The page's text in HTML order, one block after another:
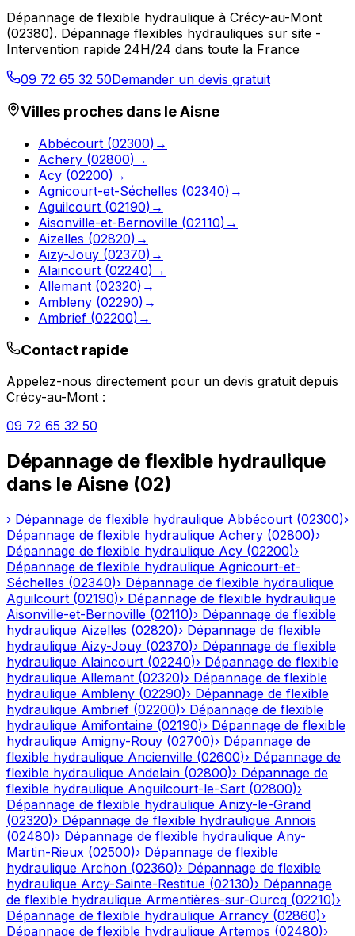
Dépannage de flexible hydraulique à Crécy-au-Mont
(02380). Dépannage flexibles hydrauliques sur site -
Intervention rapide 24H/24 dans toute la France
09 72 65 32 50Demander un devis gratuit
Villes proches dans leAisne
Abbécourt (02300) →
Achery (02800) →
Acy (02200) →
Agnicourt-et-Séchelles (02340) →
Aguilcourt (02190) →
Aisonville-et-Bernoville (02110) →
Aizelles (02820) →
Aizy-Jouy (02370) →
Alaincourt (02240) →
Allemant (02320) →
Ambleny (02290) →
Ambrief (02200) →
Contact rapide
Appelez-nous directement pour un devis gratuit depuis
Crécy-au-Mont :
09 72 65 32 50
Dépannage de flexible hydraulique
dans le Aisne (02)
› Dépannage de flexible hydraulique Abbécourt (02300)›
Dépannage de flexible hydraulique Achery (02800)›
Dépannage de flexible hydraulique Acy (02200)›
Dépannage de flexible hydraulique Agnicourt-et-
Séchelles (02340)› Dépannage de flexible hydraulique
Aguilcourt (02190)› Dépannage de flexible hydraulique
Aisonville-et-Bernoville (02110)› Dépannage de flexible
hydraulique Aizelles (02820)› Dépannage de flexible
hydraulique Aizy-Jouy (02370)› Dépannage de flexible
hydraulique Alaincourt (02240)› Dépannage de flexible
hydraulique Allemant (02320)› Dépannage de flexible
hydraulique Ambleny (02290)› Dépannage de flexible
hydraulique Ambrief (02200)› Dépannage de flexible
hydraulique Amifontaine (02190)› Dépannage de flexible
hydraulique Amigny-Rouy (02700)› Dépannage de
flexible hydraulique Ancienville (02600)› Dépannage de
flexible hydraulique Andelain (02800)› Dépannage de
flexible hydraulique Anguilcourt-le-Sart (02800)›
Dépannage de flexible hydraulique Anizy-le-Grand
(02320)› Dépannage de flexible hydraulique Annois
(02480)› Dépannage de flexible hydraulique Any-
Martin-Rieux (02500)› Dépannage de flexible
hydraulique Archon (02360)› Dépannage de flexible
hydraulique Arcy-Sainte-Restitue (02130)› Dépannage
de flexible hydraulique Armentières-sur-Ourcq (02210)›
Dépannage de flexible hydraulique Arrancy (02860)›
Dépannage de flexible hydraulique Artemps (02480)›